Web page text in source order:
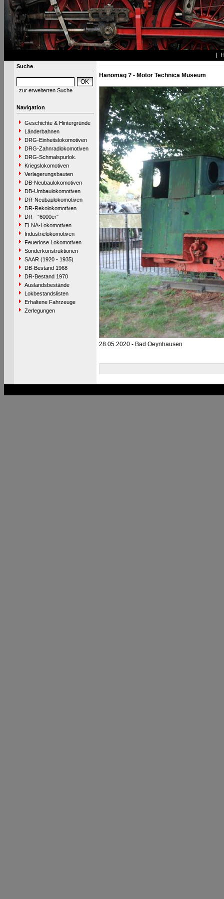
Suche
zur erweiterten Suche
Navigation
Geschichte & Hintergründe
Länderbahnen
DRG-Einheitslokomotiven
DRG-Zahnradlokomotiven
DRG-Schmalspurlok.
Kriegslokomotiven
Verlagerungsbauten
DB-Neubaulokomotiven
DB-Umbaulokomotiven
DR-Neubaulokomotiven
DR-Rekolokomotiven
DR - "6000er"
ELNA-Lokomotiven
Industrielokomotiven
Feuerlose Lokomotiven
Sonderkonstruktionen
SAAR (1920 - 1935)
DB-Bestand 1968
DR-Bestand 1970
Auslandsbestände
Lokbestandslisten
Erhaltene Fahrzeuge
Zerlegungen
Hanomag ? - Motor Technica Museum
28.05.2020 - Bad Oeynhausen